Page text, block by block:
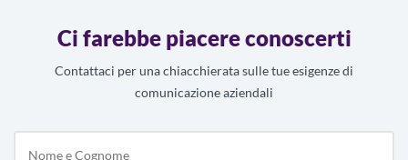
Ci farebbe piacere conoscerti
Contattaci per una chiacchierata sulle tue esigenze di
comunicazione aziendali